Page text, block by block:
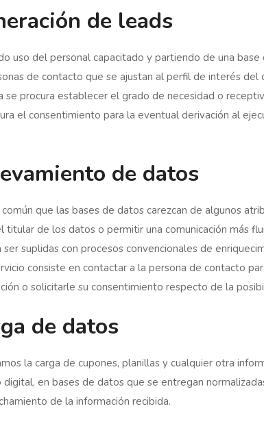
de leads
uso del personal capacitado y partiendo de una
de contacto que se ajustan al perfil de interés
se procura establecer el grado de necesidad o
el consentimiento para la eventual derivación al
de datos
común que las bases de datos carezcan de algunos
titular de los datos o permitir una comunicación más
ser suplidas con procesos convencionales de
consiste en contactar a la persona de contacto
o solicitarle su consentimiento respecto de la
de datos
la carga de cupones, planillas y cualquier otra
en bases de datos que se entregan
de la información recibida.